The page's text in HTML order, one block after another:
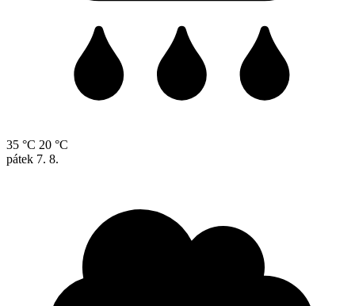
35 °C 20 °C
pátek 7. 8.